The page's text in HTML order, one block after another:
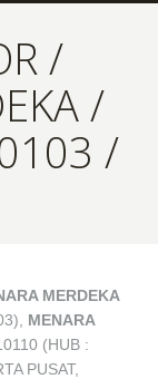
/
/
/
MERDEKA
MENARA
(HUB :
PUSAT,